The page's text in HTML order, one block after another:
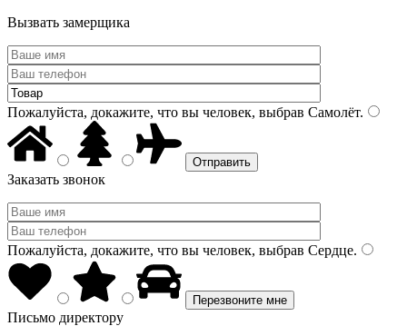
Вызвать замерщика
Пожалуйста, докажите, что вы человек, выбрав Самолёт.
Заказать звонок
Пожалуйста, докажите, что вы человек, выбрав Сердце.
Письмо директору